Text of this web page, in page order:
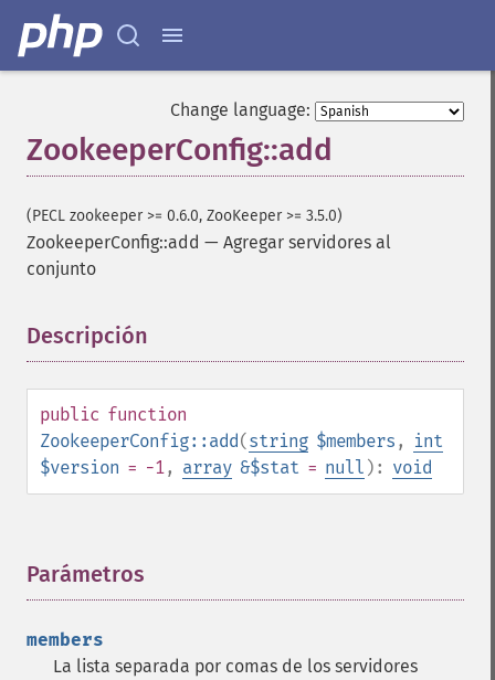
Change language:
ZookeeperConfig::add
(PECL zookeeper >= 0.6.0, ZooKeeper >= 3.5.0)
ZookeeperConfig::add — Agregar servidores al
conjunto
Descripción
public function
ZookeeperConfig::add(string $members ,
int
$version = -1, array &$stat = null ): void
Parámetros
members
La lista separada por comas de los servidores